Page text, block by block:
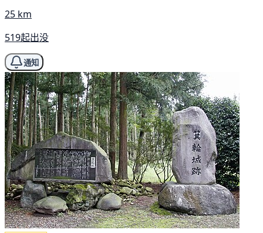
25 km
519起出没
通知